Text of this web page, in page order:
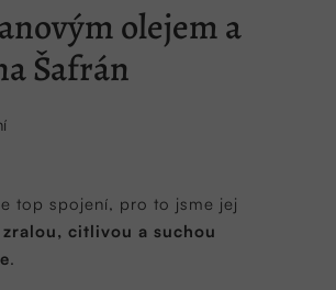
olejem a
Šafrán
top spojení, pro to jsme jej
citlivou a suchou
.